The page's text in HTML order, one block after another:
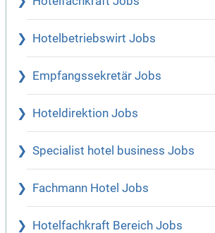
Hotelbetriebswirt Jobs
Empfangssekretär Jobs
Hoteldirektion Jobs
Specialist hotel business Jobs
Fachmann Hotel Jobs
Hotelfachkraft Bereich Jobs